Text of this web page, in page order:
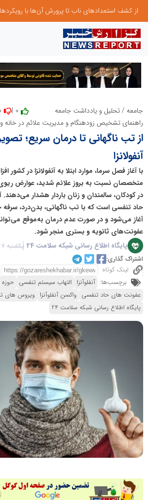
جامعه / تحلیل و یادداشت جامعه
راهنمای تشخیص زودهنگام و مدیریت علائم در خانه و
از تب ناگهانی تا درمان سریع؛
آنفولانزا
با آغاز فصل سرما، موارد ابتلا به آنفولانزا در کشور
متخصصان نسبت به بروز علائم شدید، عوارض
در کودکان، سالمندان و زنان باردار هشدار می‌دهند.
حاد تنفسی است که با تب ناگهانی، بدن‌درد،
آغاز می‌شود و در صورت عدم درمان به‌موقع
عفونت‌های ثانویه و بستری منجر شود.
پایگاه اطلاع رسانی شبکه سلامت 24
یکشنبه 7 دی 1404 - 04:11
اشتراک گذاری:
لینک کوتاه
برچسب‌ها: آنفلوآنزا التهاب سیستم تنفسی
عفونت های حاد تنفسی واکسن آنفلوآنزا
ویروس های
پایگاه اطلاع رسانی شبکه سلامت 24